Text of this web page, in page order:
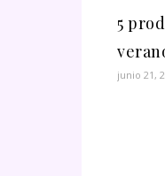
5
junio 21,